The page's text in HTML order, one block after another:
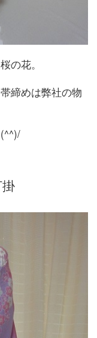
の花。
締めは弊社の物